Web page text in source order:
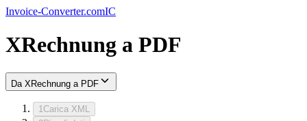
Invoice-Converter.comIC
XRechnung a PDF
Da XRechnung a PDF
1 Carica XML